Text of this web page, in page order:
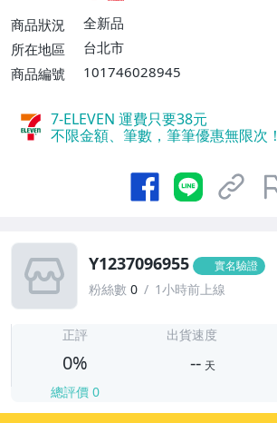
商品狀況
全新品
所在地區
台北市
商品編號
101746028945
7-ELEVEN 運費只要38元
不限金額、筆數，筆筆優惠無限次！
Y1237096955 實名驗證
粉絲數 0 1小時前上線
正評
0%
總評價 0
出貨速度
-- 天